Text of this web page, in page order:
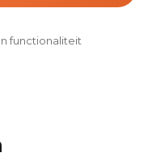
functionaliteit